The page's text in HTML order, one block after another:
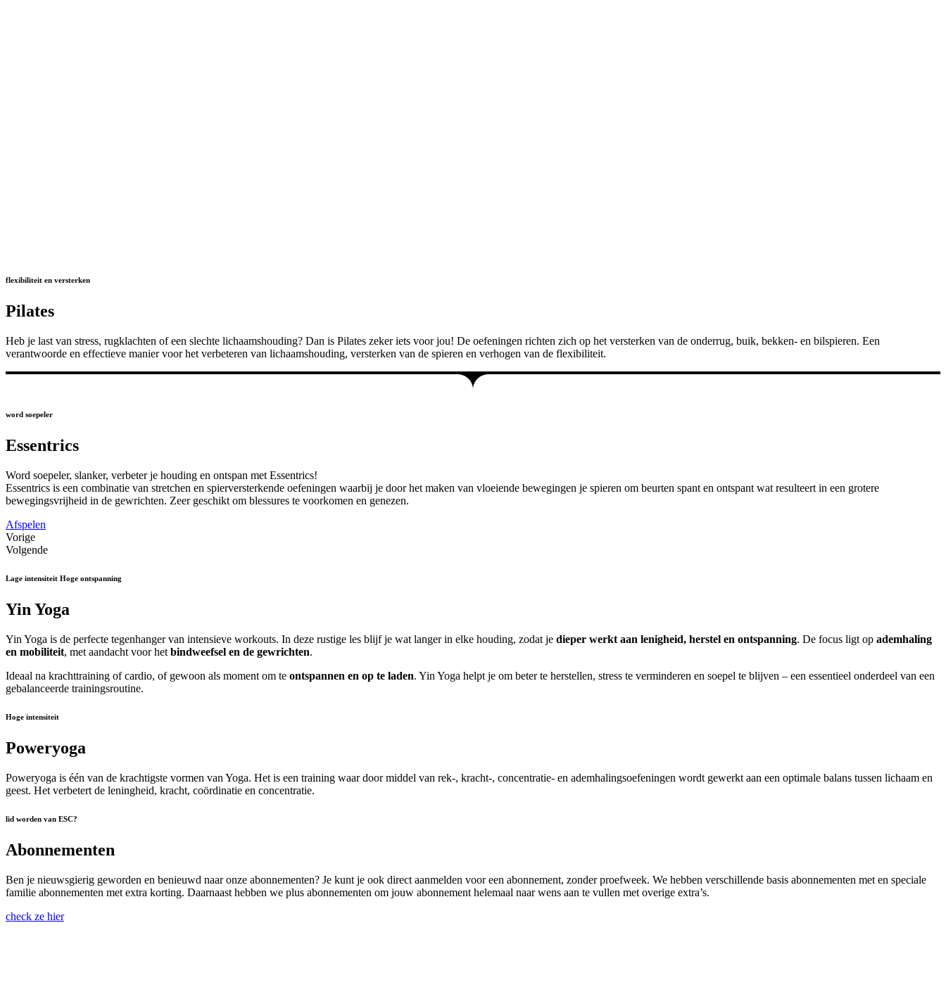
flexibiliteit en versterken
Pilates
Heb je last van stress, rugklachten of een slechte lichaamshouding? Dan is Pilates zeker iets voor jou! De oefeningen richten zich op het versterken van de onderrug, buik, bekken- en bilspieren. Een
verantwoorde en effectieve manier voor het verbeteren van lichaamshouding, versterken van de spieren en verhogen van de flexibiliteit.
word soepeler
Essentrics
Word soepeler, slanker, verbeter je houding en ontspan met Essentrics!
Essentrics is een combinatie van stretchen en spierversterkende oefeningen waarbij je door het maken van vloeiende bewegingen je spieren om beurten spant en ontspant wat resulteert in een grotere
bewegingsvrijheid in de gewrichten. Zeer geschikt om blessures te voorkomen en genezen.
Afspelen
Vorige
Volgende
Lage intensiteit Hoge ontspanning
Yin Yoga
Yin Yoga is de perfecte tegenhanger van intensieve workouts. In deze rustige les blijf je wat langer in elke houding, zodat je dieper werkt aan lenigheid, herstel en ontspanning. De focus ligt op ademhaling
en mobiliteit, met aandacht voor het bindweefsel en de gewrichten.
Ideaal na krachttraining of cardio, of gewoon als moment om te ontspannen en op te laden. Yin Yoga helpt je om beter te herstellen, stress te verminderen en soepel te blijven – een essentieel onderdeel van een
gebalanceerde trainingsroutine.
Hoge intensiteit
Poweryoga
Poweryoga is één van de krachtigste vormen van Yoga. Het is een training waar door middel van rek-, kracht-, concentratie- en ademhalingsoefeningen wordt gewerkt aan een optimale balans tussen lichaam en
geest. Het verbetert de leningheid, kracht, coördinatie en concentratie.
lid worden van ESC?
Abonnementen
Ben je nieuwsgierig geworden en benieuwd naar onze abonnementen? Je kunt je ook direct aanmelden voor een abonnement, zonder proefweek. We hebben verschillende basis abonnementen met en speciale
familie abonnementen met extra korting. Daarnaast hebben we plus abonnementen om jouw abonnement helemaal naar wens aan te vullen met overige extra’s.
check ze hier